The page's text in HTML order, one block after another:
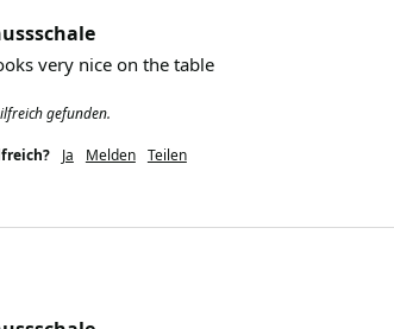
very nice on the table
gefunden.
Ja Melden Teilen